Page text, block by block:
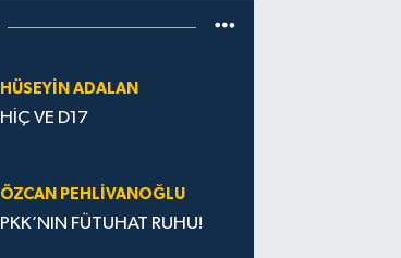
HÜSEYIN ADALAN
HİÇ VE D17
ÖZCAN PEHLIVANOĞLU
PKK’NIN FÜTUHAT RUHU!